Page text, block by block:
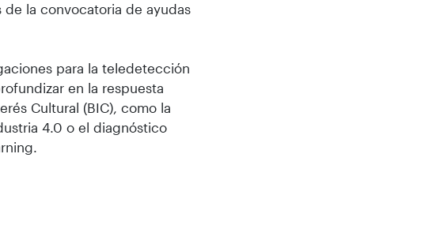
de la convocatoria de ayudas
para la teledetección
en la respuesta
Cultural (BIC), como la
4.0 o el diagnóstico